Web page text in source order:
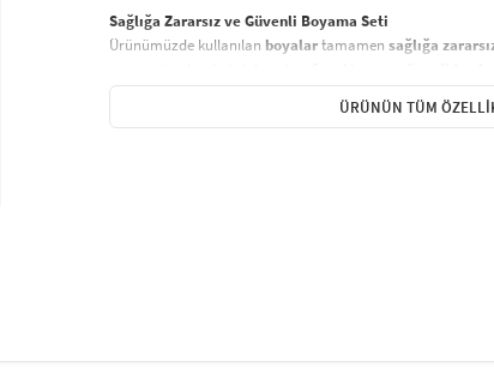
Sağlığa Zararsız ve Güvenli Boyama Seti
Ürünümüzde kullanılan boyalartamamen sağlığa
şekildeyaratıcı projeler yapmak için ideal bir seçenektir.
Nasıl Yapılır?
açık renklerden
ÜRÜNÜN TÜM